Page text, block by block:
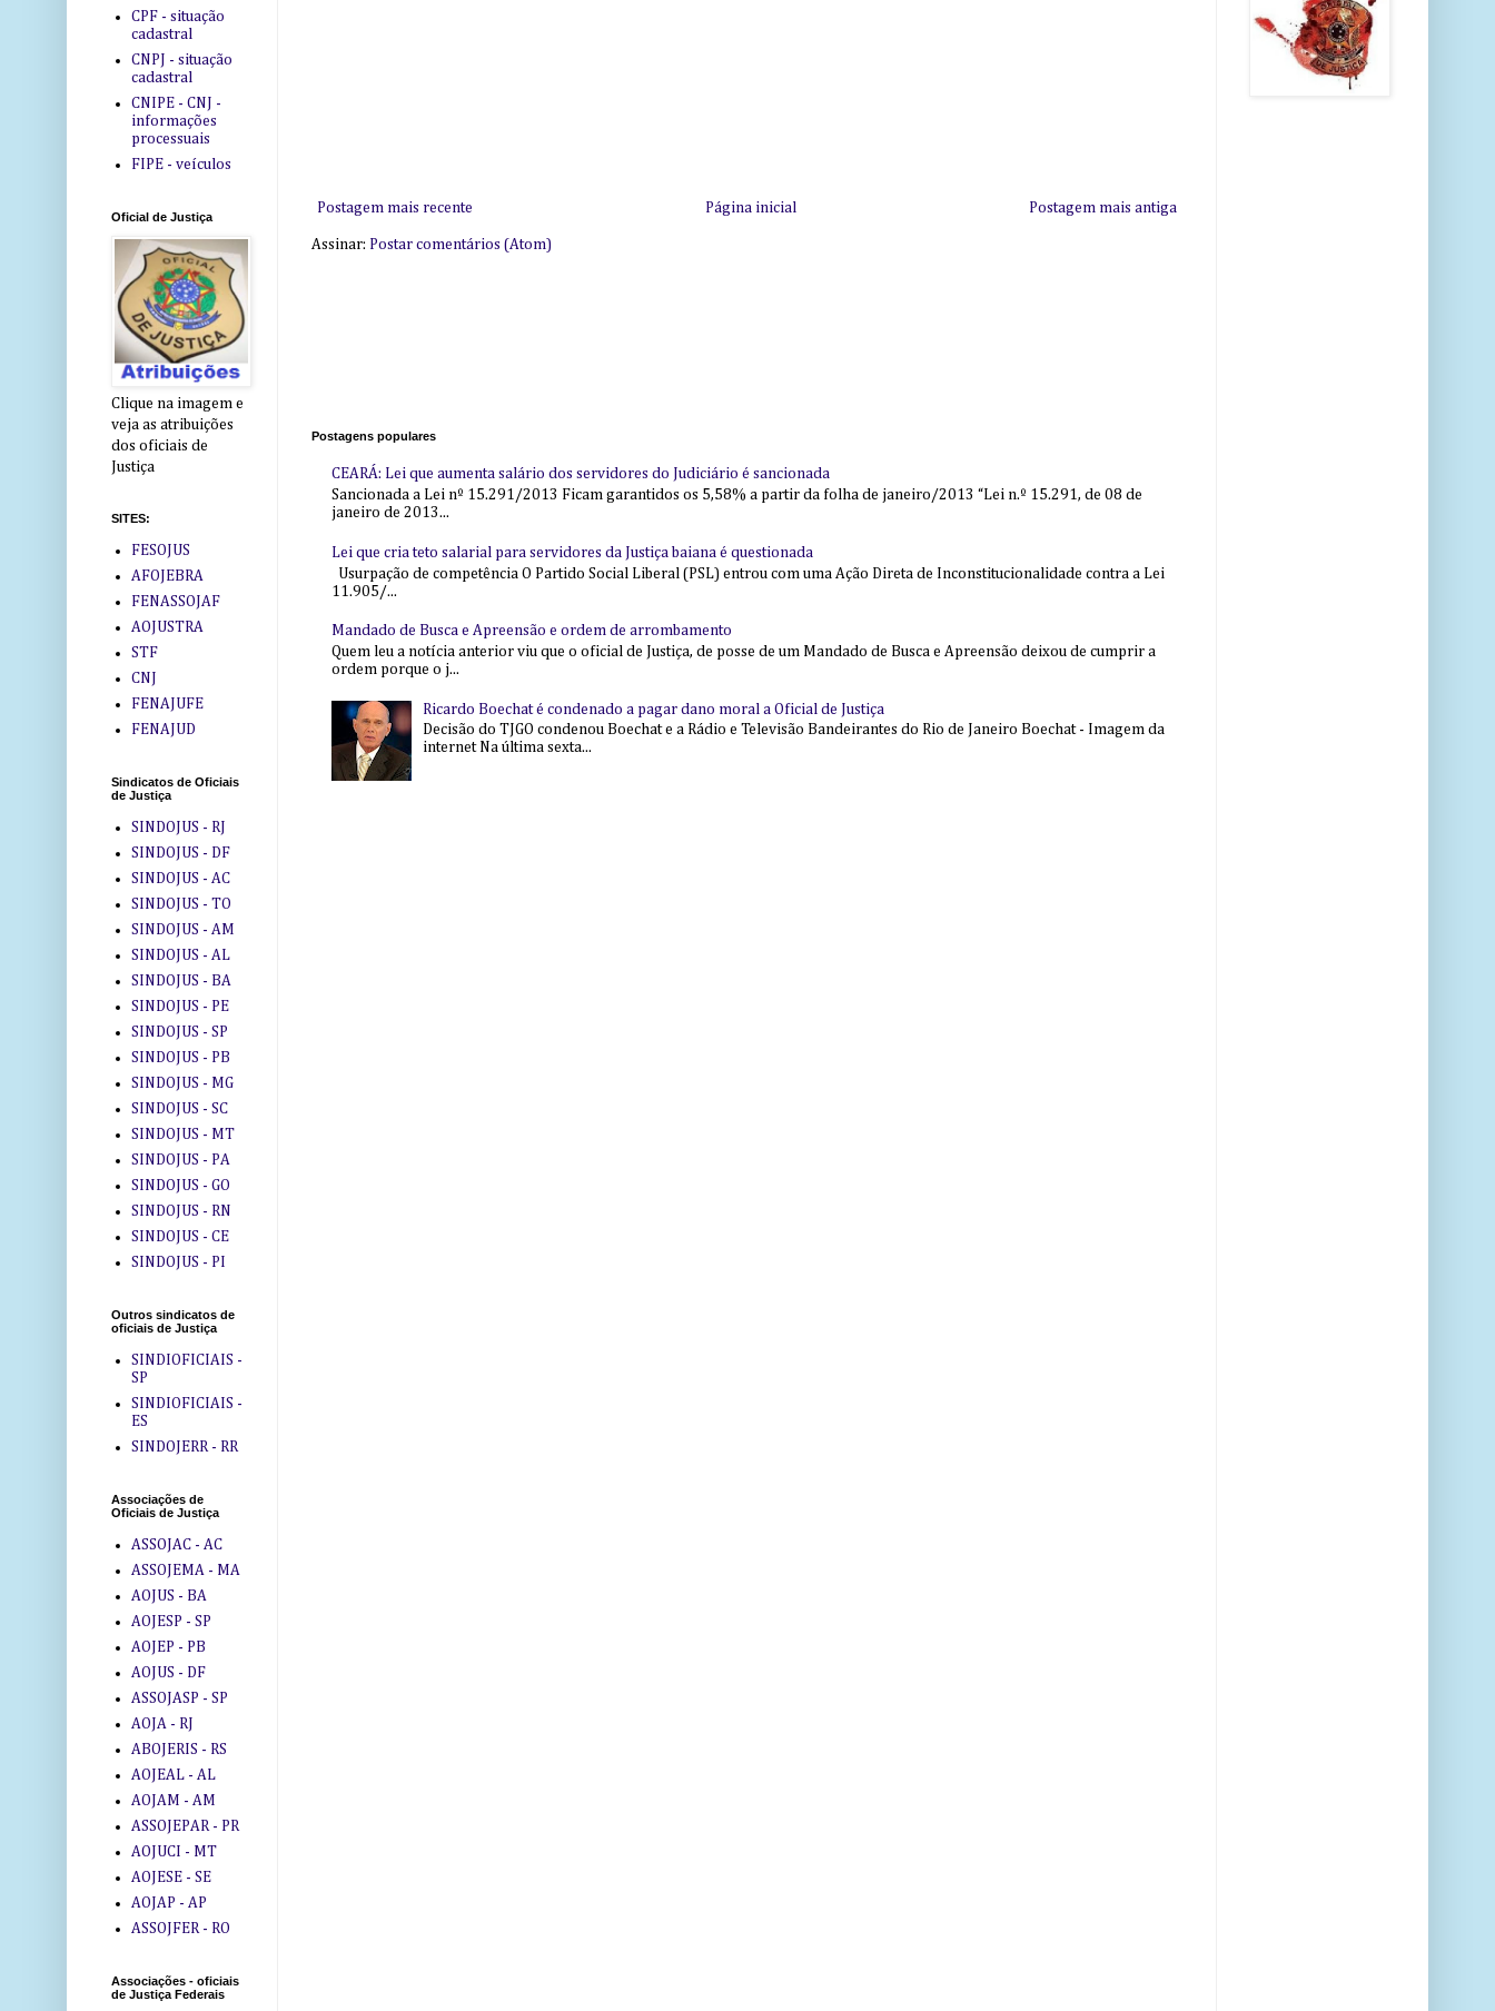
Postagem mais recente Postagem mais antiga
Página inicial
Assinar: Postar comentários (Atom)
Postagens populares
CEARÁ: Lei que aumenta salário dos servidores do Judiciário é sancionada
Sancionada a Lei nº 15.291/2013 Ficam garantidos os 5,58% a partir da folha de janeiro/2013 “Lei n.º 15.291, de 08 de
janeiro de 2013...
Lei que cria teto salarial para servidores da Justiça baiana é questionada
Usurpação de competência O Partido Social Liberal (PSL) entrou com uma Ação Direta de Inconstitucionalidade contra a Lei
11.905/...
Mandado de Busca e Apreensão e ordem de arrombamento
Quem leu a notícia anterior viu que o oficial de Justiça, de posse de um Mandado de Busca e Apreensão deixou de cumprir a
ordem porque o j...
Ricardo Boechat é condenado a pagar dano moral a Oficial de Justiça
Decisão do TJGO condenou Boechat e a Rádio e Televisão Bandeirantes do Rio de Janeiro Boechat - Imagem da
internet Na última sexta...
CPF - situação
cadastral
CNPJ - situação
cadastral
CNIPE - CNJ -
informações
processuais
FIPE - veículos
Oficial de Justiça
Clique na imagem e
veja as atribuições
dos oficiais de
Justiça
SITES:
FESOJUS
AFOJEBRA
FENASSOJAF
AOJUSTRA
STF
CNJ
FENAJUFE
FENAJUD
Sindicatos de Oficiais
de Justiça
SINDOJUS - RJ
SINDOJUS - DF
SINDOJUS - AC
SINDOJUS - TO
SINDOJUS - AM
SINDOJUS - AL
SINDOJUS - BA
SINDOJUS - PE
SINDOJUS - SP
SINDOJUS - PB
SINDOJUS - MG
SINDOJUS - SC
SINDOJUS - MT
SINDOJUS - PA
SINDOJUS - GO
SINDOJUS - RN
SINDOJUS - CE
SINDOJUS - PI
Outros sindicatos de
oficiais de Justiça
SINDIOFICIAIS -
SP
SINDIOFICIAIS -
ES
SINDOJERR - RR
Associações de
Oficiais de Justiça
ASSOJAC - AC
ASSOJEMA - MA
AOJUS - BA
AOJESP - SP
AOJEP - PB
AOJUS - DF
ASSOJASP - SP
AOJA - RJ
ABOJERIS - RS
AOJEAL - AL
AOJAM - AM
ASSOJEPAR - PR
AOJUCI - MT
AOJESE - SE
AOJAP - AP
ASSOJFER - RO
Associações - oficiais
de Justiça Federais